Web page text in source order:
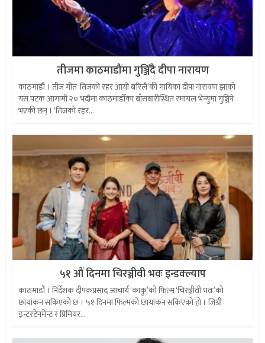
तीजमा काठमाडौंमा गुञ्जिँदै दीपा नारायण
काठमाडौं । तीज गीत ‘तिजको रहर आयो बरिलै‘की गायिका दीपा नारायण झाको
यस पटक आगामी २० भदौमा काठमाडौँका बाँसबारीस्थित रमायल भेन्युमा गुञ्जिने
भएकी छन् । ‘तिजको रहर...
५१ औं दिनमा चिरञ्जीवी भवः इन्डक्ल्याप
काठमाडौं । निर्देशक दीपकप्रसाद आचार्य ‘काकु’को फिल्म ‘चिरञ्जीवी भवः’को
छायांकन सकिएको छ । ५१ दिनमा फिल्मको छायांकन सकिएको हो । जिग्री
इन्टरटेनमेन्ट र प्रिमियर...